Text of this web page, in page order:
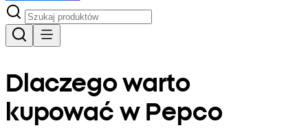
Dlaczego warto
kupować w Pepco